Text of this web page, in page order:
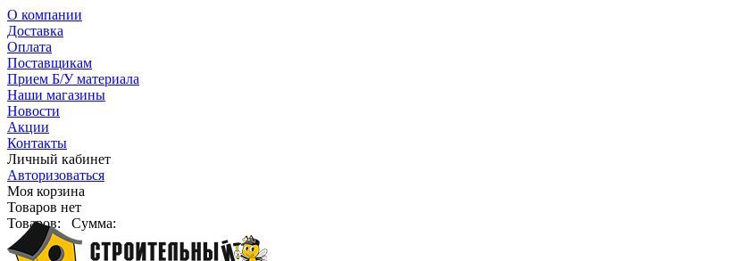
О компании
Доставка
Оплата
Поставщикам
Прием Б/У материала
Наши магазины
Новости
Акции
Контакты
Личный кабинет
Авторизоваться
Моя корзина
Товаров нет
Товаров:
Сумма: